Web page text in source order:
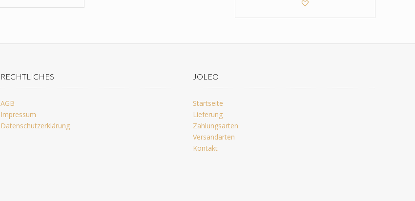
RECHTLICHES
AGB
Impressum
Datenschutzerklärung
JOLEO
Startseite
Lieferung
Zahlungsarten
Versandarten
Kontakt